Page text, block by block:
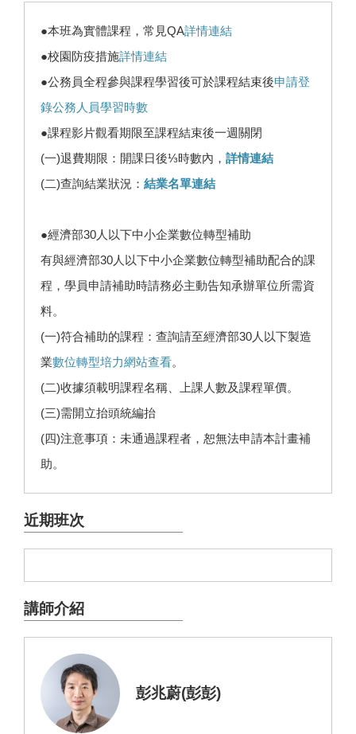
●本班為實體課程，常見QA詳情連結
●校園防疫措施詳情連結
●公務員全程參與課程學習後可於課程結束後申請登
錄公務人員學習時數
●課程影片觀看期限至課程結束後一週關閉
(一)退費期限：開課日後⅓時數內， 詳情連結
(二)查詢結業狀況： 結業名單連結
●經濟部30人以下中小企業數位轉型補助
有與經濟部30人以下中小企業數位轉型補助配合的課
程，學員申請補助時請務必主動告知承辦單位所需資
料。
(一)符合補助的課程：查詢請至經濟部30人以下製造
業數位轉型培力網站查看。
(二)收據須載明課程名稱、上課人數及課程單價。
(三)需開立抬頭統編抬
(四)注意事項：未通過課程者，恕無法申請本計畫補
助。
近期班次
講師介紹
彭兆蔚(彭彭)